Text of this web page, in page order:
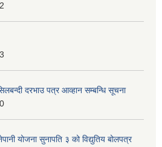
दरभाउ पत्र आव्हान सम्बन्धि सूचना
योजना सुनापति ३ को विद्युतिय बोलपत्र